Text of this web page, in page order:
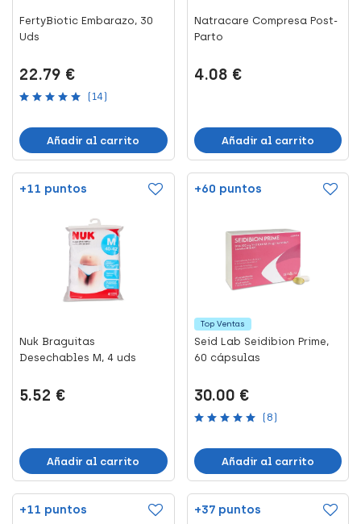
FertyBiotic Embarazo, 30
Uds
22.79 €
(14)
Añadir al carrito
Natracare Compresa Post-
Parto
4.08 €
Añadir al carrito
+11 puntos
Nuk Braguitas
Desechables M, 4 uds
5.52 €
Añadir al carrito
+60 puntos
Top Ventas
Seid Lab Seidibion Prime,
60 cápsulas
30.00 €
(8)
Añadir al carrito
+11 puntos +37 puntos